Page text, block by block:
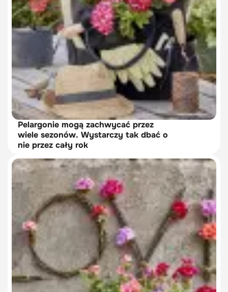
Pelargonie mogą zachwycać przez
wiele sezonów. Wystarczy tak dbać o
nie przez cały rok